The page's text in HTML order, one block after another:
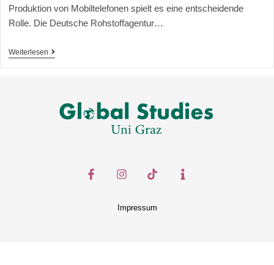
Produktion von Mobiltelefonen spielt es eine entscheidende
Rolle. Die Deutsche Rohstoffagentur…
Weiterlesen
Impressum